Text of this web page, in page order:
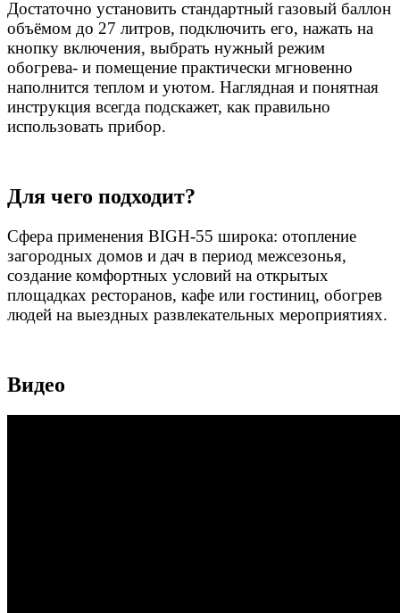
Достаточно установить стандартный газовый баллон
объёмом до 27 литров, подключить его, нажать на
кнопку включения, выбрать нужный режим
обогрева- и помещение практически мгновенно
наполнится теплом и уютом. Наглядная и понятная
инструкция всегда подскажет, как правильно
использовать прибор.
Для чего подходит?
Сфера применения BIGH-55 широка: отопление
загородных домов и дач в период межсезонья,
создание комфортных условий на открытых
площадках ресторанов, кафе или гостиниц, обогрев
людей на выездных развлекательных мероприятиях.
Видео